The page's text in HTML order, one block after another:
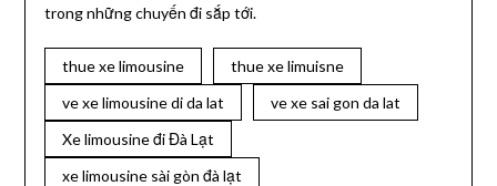
trong những chuyến đi sắp tới.
thue xe limousine
thue xe limuisne
ve xe limousine di da lat
ve xe sai gon da lat
Xe limousine đi Đà Lạt
xe limousine sài gòn đà lạt